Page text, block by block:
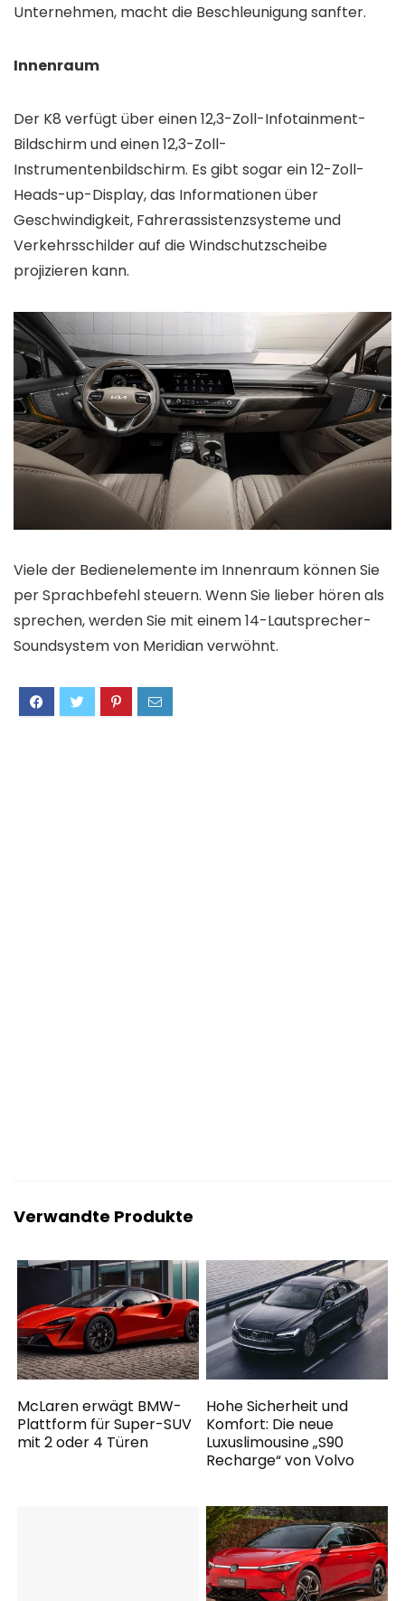
Unternehmen, macht die Beschleunigung sanfter.
Innenraum
Der K8 verfügt über einen 12,3-Zoll-Infotainment-
Bildschirm und einen 12,3-Zoll-
Instrumentenbildschirm. Es gibt sogar ein 12-Zoll-
Heads-up-Display, das Informationen über
Geschwindigkeit, Fahrerassistenzsysteme und
Verkehrsschilder auf die Windschutzscheibe
projizieren kann.
Viele der Bedienelemente im Innenraum können Sie
per Sprachbefehl steuern. Wenn Sie lieber hören als
sprechen, werden Sie mit einem 14-Lautsprecher-
Soundsystem von Meridian verwöhnt.
Verwandte Produkte
McLaren erwägt BMW-
Plattform für Super-SUV
mit 2 oder 4 Türen
Hohe Sicherheit und
Komfort: Die neue
Luxuslimousine „S90
Recharge“ von Volvo